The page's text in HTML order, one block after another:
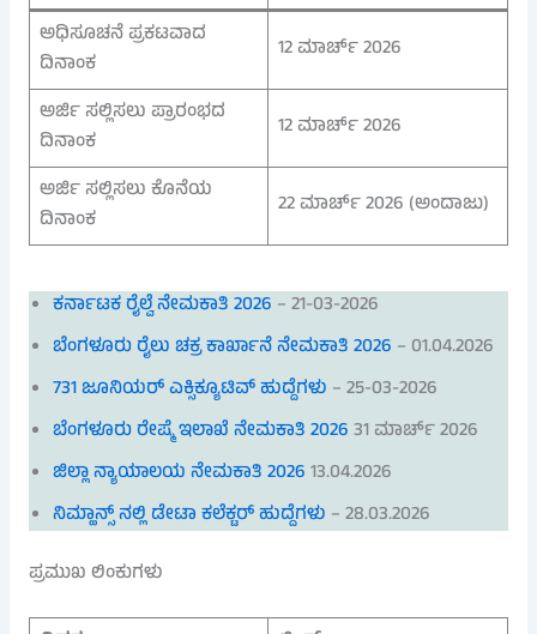
ಅಧಿಸೂಚನೆ ಪ್ರಕಟವಾದ
ದಿನಾಂಕ
12 ಮಾರ್ಚ್ 2026
ಅರ್ಜಿ ಸಲ್ಲಿಸಲು ಪ್ರಾರಂಭದ
ದಿನಾಂಕ
12 ಮಾರ್ಚ್ 2026
ಅರ್ಜಿ ಸಲ್ಲಿಸಲು ಕೊನೆಯ
ದಿನಾಂಕ
22 ಮಾರ್ಚ್ 2026 (ಅಂದಾಜು)
ಕರ್ನಾಟಕ ರೈಲ್ವೆ ನೇಮಕಾತಿ 2026 – 21-03-2026
ಬೆಂಗಳೂರು ರೈಲು ಚಕ್ರ ಕಾರ್ಖಾನೆ ನೇಮಕಾತಿ 2026 – 01.04.2026
731 ಜೂನಿಯರ್ ಎಕ್ಸಿಕ್ಯೂಟಿವ್ ಹುದ್ದೆಗಳು – 25-03-2026
ಬೆಂಗಳೂರು ರೇಷ್ಮೆ ಇಲಾಖೆ ನೇಮಕಾತಿ 202631 ಮಾರ್ಚ್ 2026
ಜಿಲ್ಲಾ ನ್ಯಾಯಾಲಯ ನೇಮಕಾತಿ 202613.04.2026
ನಿಮ್ಹಾನ್ಸ್ ನಲ್ಲಿ ಡೇಟಾ ಕಲೆಕ್ಟರ್ ಹುದ್ದೆಗಳು – 28.03.2026
ಪ್ರಮುಖ ಲಿಂಕುಗಳು